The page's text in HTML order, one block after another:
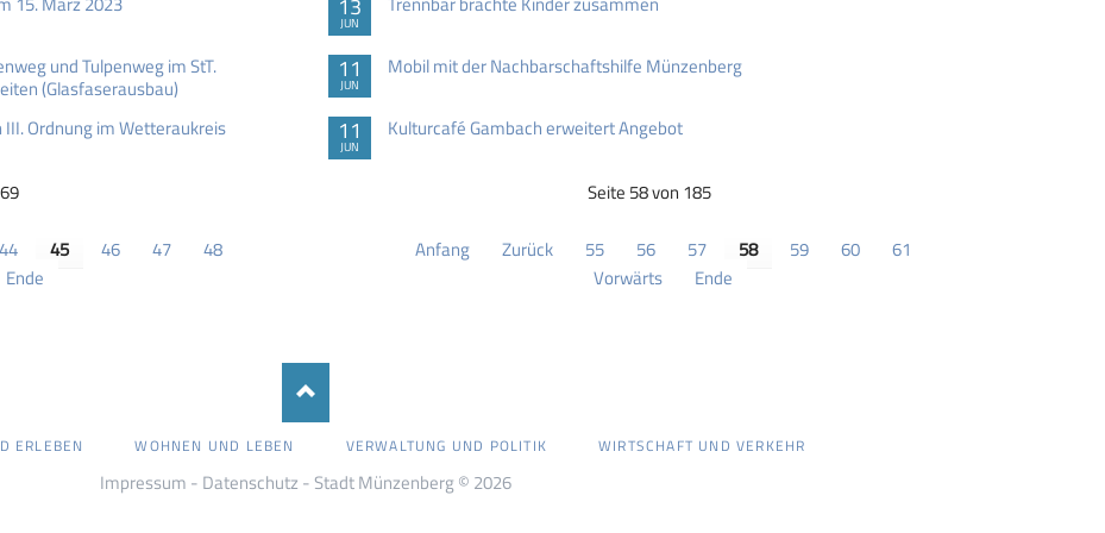
und Tulpenweg im StT.
(Glasfaserausbau)
Ordnung im Wetteraukreis
44 45 46 47
48
Ende
JUN
11
JUN
Mobil mit der Nachbarschaftshilfe Münzenberg
11
JUN
Kulturcafé Gambach erweitert Angebot
Seite 58 von 185
Anfang Zurück 55 56 57 58 59 60
61
Vorwärts
Ende
ERLEBEN WOHNEN UND LEBEN VERWALTUNG UND POLITIK WIRTSCHAFT UND VERKEHR
Impressum - Datenschutz - Stadt Münzenberg © 2026